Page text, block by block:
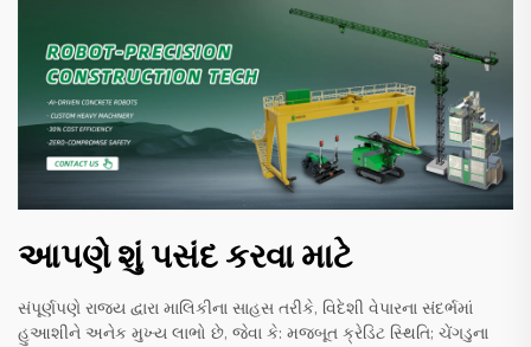
આપણે શું પસંદ કરવા માટે
સંપૂર્ણપણે રાજ્ય દ્વારા માલિકીના સાહસ તરીકે, વિદેશી વેપારના સંદર્ભમાં
હુઆશીને અનેક મુખ્ય લાભો છે, જેવા કે: મજબૂત ક્રેડિટ સ્થિતિ; ચેંગડુના